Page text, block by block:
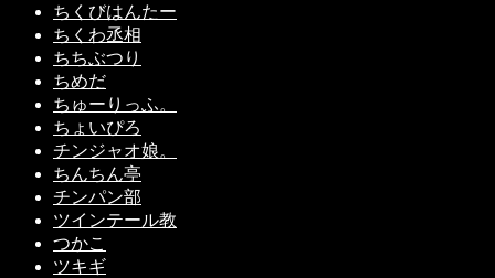
ちくびはんたー
ちくわ丞相
ちちぶつり
ちめだ
ちゅーりっふ。
ちょいぴろ
チンジャオ娘。
ちんちん亭
チンパン部
ツインテール教
つかこ
ツキギ